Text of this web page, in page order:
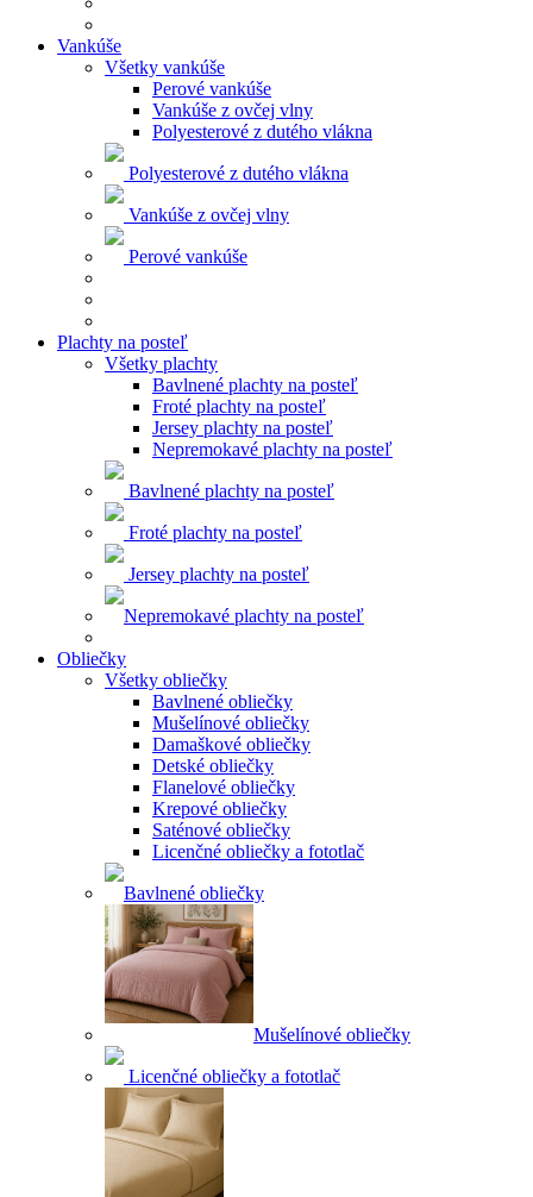
Vankúše
Všetky vankúše
Perové vankúše
Vankúše z ovčej vlny
Polyesterové z dutého vlákna
Polyesterové z dutého vlákna
Vankúše z ovčej vlny
Perové vankúše
Plachty na posteľ
Všetky plachty
Bavlnené plachty na posteľ
Froté plachty na posteľ
Jersey plachty na posteľ
Nepremokavé plachty na posteľ
Bavlnené plachty na posteľ
Froté plachty na posteľ
Jersey plachty na posteľ
Nepremokavé plachty na posteľ
Obliečky
Všetky obliečky
Bavlnené obliečky
Mušelínové obliečky
Damaškové obliečky
Detské obliečky
Flanelové obliečky
Krepové obliečky
Saténové obliečky
Licenčné obliečky a fototlač
Bavlnené obliečky
Mušelínové obliečky
Licenčné obliečky a fototlač